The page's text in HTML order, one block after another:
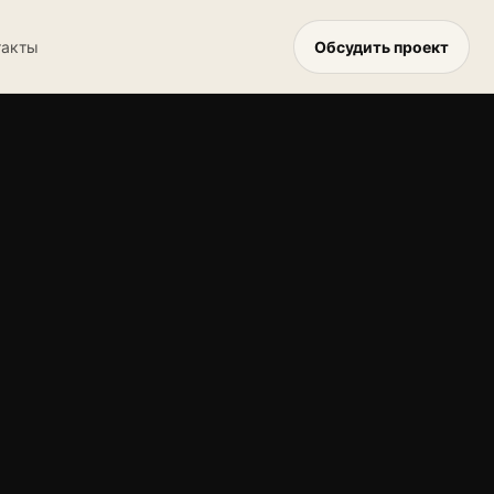
Обсудить проект